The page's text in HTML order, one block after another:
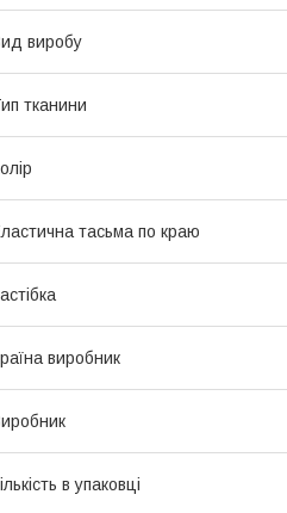
виробу
тканини
тасьма по краю
виробник
в упаковці